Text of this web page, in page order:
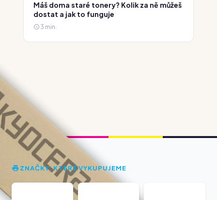
Máš doma staré tonery? Kolik za ně můžeš
dostat a jak to funguje
3 min.
ZNAČKY, KTERÉ VYKUPUJEME